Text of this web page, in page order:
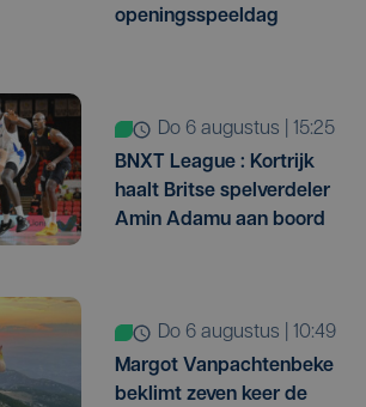
openingsspeeldag
do 6 augustus | 15:25
BNXT League : Kortrijk
haalt Britse spelverdeler
Amin Adamu aan boord
do 6 augustus | 10:49
Margot Vanpachtenbeke
beklimt zeven keer de